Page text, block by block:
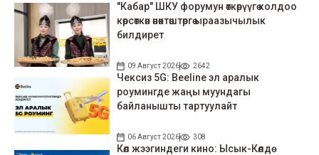
"Кабар" ШКУ форумун өткөрүүгө колдоо
көрсөткөн өнөктөштөргө ыраазычылык
билдирет
09 Август 2026 2642
Чексиз 5G: Beeline эл аралык
роумингде жаңы муундагы
байланышты тартуулайт
06 Август 2026 308
Көл жээгиндеги кино: Ысык-Көлдө